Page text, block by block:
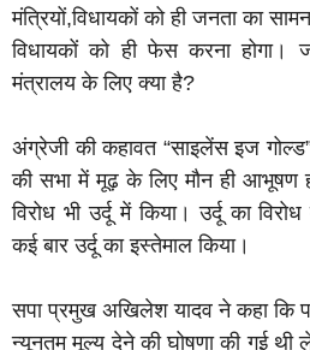
मंत्रियों,विधायकों को ही जनता का
विधायकों को ही फेस करना
मंत्रालय के लिए क्या है?
अंग्रेजी की कहावत “साइलेंस इज गोल्ड”
की सभा में मूढ़ के लिए मौन ही आभूषण
विरोध भी उर्दू में किया। उर्दू का
कई बार उर्दू का इस्तेमाल किया।
सपा प्रमुख अखिलेश यादव ने कहा कि
न्यूनतम मूल्य देने की घोषणा की गई थी